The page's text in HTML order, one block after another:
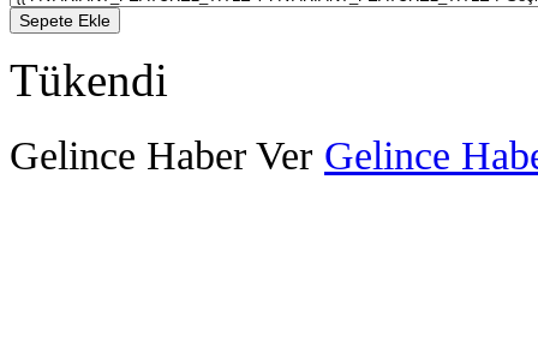
Sepete Ekle
Tükendi
Gelince Haber Ver Gelince